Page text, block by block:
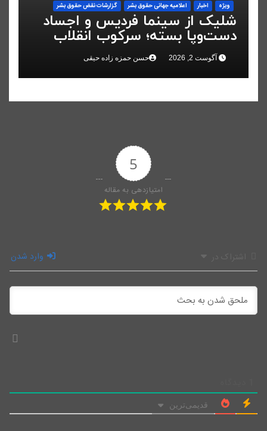
ویژه اخبار اعلاميه جهانی حقوق بشر گزارشات نقض حقوق بشر
شلیک از سینما فردیس و اجساد
دست‌وپا بسته؛ سرکوب انقلاب
ملی در البرز
آگوست 2, 2026 حسن حمزه زاده حیقی
5
امتیازدهی به مقاله
اشتراک در وارد شدن
قدیمی‌ترین